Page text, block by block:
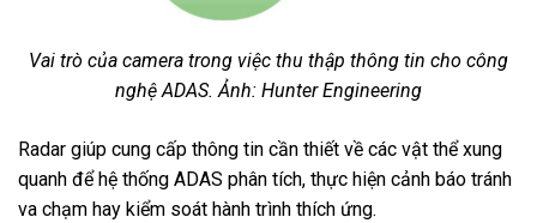
Vai trò của camera trong việc thu thập thông tin cho công
nghệ ADAS. Ảnh: Hunter Engineering
Radar giúp cung cấp thông tin cần thiết về các vật thể xung
quanh để hệ thống ADAS phân tích, thực hiện cảnh báo tránh
va chạm hay kiểm soát hành trình thích ứng.